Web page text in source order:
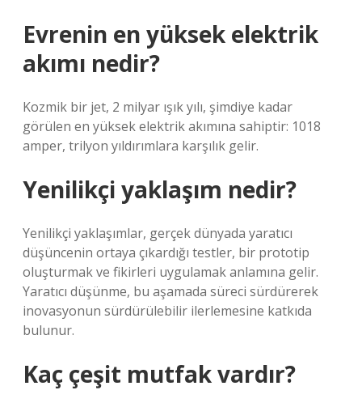
Evrenin en yüksek elektrik
akımı nedir?
Kozmik bir jet, 2 milyar ışık yılı, şimdiye kadar
görülen en yüksek elektrik akımına sahiptir: 1018
amper, trilyon yıldırımlara karşılık gelir.
Yenilikçi yaklaşım nedir?
Yenilikçi yaklaşımlar, gerçek dünyada yaratıcı
düşüncenin ortaya çıkardığı testler, bir prototip
oluşturmak ve fikirleri uygulamak anlamına gelir.
Yaratıcı düşünme, bu aşamada süreci sürdürerek
inovasyonun sürdürülebilir ilerlemesine katkıda
bulunur.
Kaç çeşit mutfak vardır?